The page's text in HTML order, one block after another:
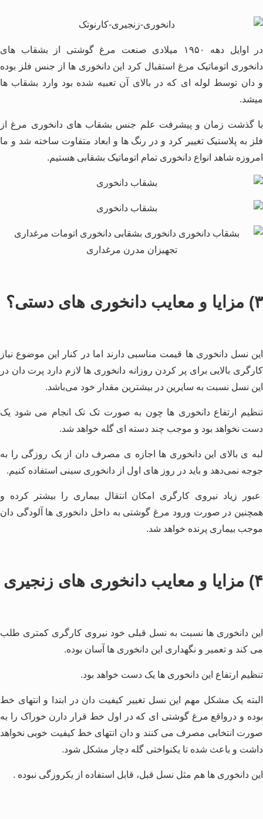
در اوایل دهه ۱۹۵۰ میلادی صنعت مرغ گوشتی از بشقاب های
دانخوری اتوماتیک مرغ استقبال کرد این دانخوری ها از جنس فلز بوده
و دان توسط لوله ای که در بالای آن تعبیه شده بود وارد بشقاب ها
میشد.
با گذشت زمان و پیشرفت علم جنس بشقاب های دانخوری مرغ از
فلز به پلاستیک تغییر کرد و در رنگ ها و ابعاد متفاوت ساخته شد و ما
امروزه شاهد انواع دانخوری تمام اتوماتیک بشقابی هستیم.
۳) مزایا و معایب دانخوری های دستی؟
این نسل دانخوری ها قیمت مناسبی دارند اما در کنار این موضوع نیاز
کارگری بالایی برای پر کردن روزانه دانخوری ها لازم دارد پرت دان در
این نسل نسبت به سایرین در بیشترین مقدار خود می‌باشد.
تنظیم ارتفاع دانخوری ها چون به صورت تک تک انجام می شود یک
دست نخواهد بود و موجب چند دسته ای گله خواهد شد.
لبه ی بالای این دانخوری ها اجازه ی مصرف دان از یک روزگی را به
جوجه نمی‌دهد و باید در روز های اول از دانخوری سینی استفاده کنیم.
عبور زیاد نیروی کارگری امکان انتقال بیماری را بیشتر کرده و
همچنین در صورت ورود مرغ گوشتی به داخل دانخوری ها آلودگی دان
موجب بیماری پرنده خواهد شد.
۴) مزایا و معایب دانخوری های زنجیری
این دانخوری ها نسبت به نسل قبلی خود نیروی کارگری کمتری طلب
می کند و تعمیر و نگهداری این دانخوری ها آسان بوده.
تنظیم ارتفاع این دانخوری ها یک دست خواهد بود.
البته یک مشکل مهم این نسل تغییر کیفیت دان در ابتدا و انتهای خط
بوده و درواقع مرغ گوشتی ای که در اول خط قرار دارن خوراک را به
صورت انتخابی مصرف می کنند و دان انتهای خط کیفیت خوبی نخواهد
داشت و باعث شده تا یکنواختی گله دچار مشکل شود.
این دانخوری ها هم مثل نسل قبل، قابل استفاده از یکروزگی نبوده .